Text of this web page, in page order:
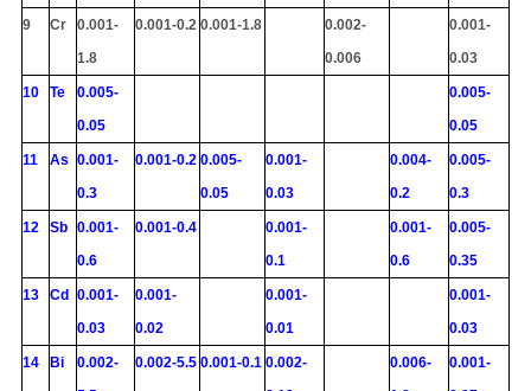
9 Cr
0.001-
1.8
0.001-0.2 0.001-1.8
0.002-
0.006
0.001-
0.03
10 Te
0.005-
0.05
0.005-
0.05
11 As 0.001-
0.3
0.001-0.2 0.005-
0.05
0.001-
0.03
0.004-
0.2
0.005-
0.3
12 Sb 0.001-
0.6
0.001-0.4
0.001-
0.1
0.001-
0.6
0.005-
0.35
13 Cd 0.001-
0.03
0.001-
0.02
0.001-
0.01
0.001-
0.03
14 Bi
0.002-
0.002-5.5 0.001-0.1 0.002-
0.006-
0.001-